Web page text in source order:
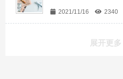
2021/11/16 2340
展开更